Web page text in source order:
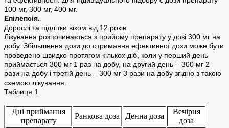
100 мг, 300 мг, 400 мг.
Епілепсія.
Дорослі та підлітки віком від 12 років.
Лікування розпочинається з прийому препарату у дозі 300 мг на
добу. Збільшення дози до отримання ефективної дози може бути
проведено швидко протягом кількох діб, коли у перший день
приймається 300 мг 1 раз на добу, на другий день – 300 мг 2
рази на добу і третій день – 300 мг 3 рази на добу згідно з такою
схемою лікування:
Таблиця 1
Дні приймання
препарату
Ранкова доза Денна доза
Вечірня
доза